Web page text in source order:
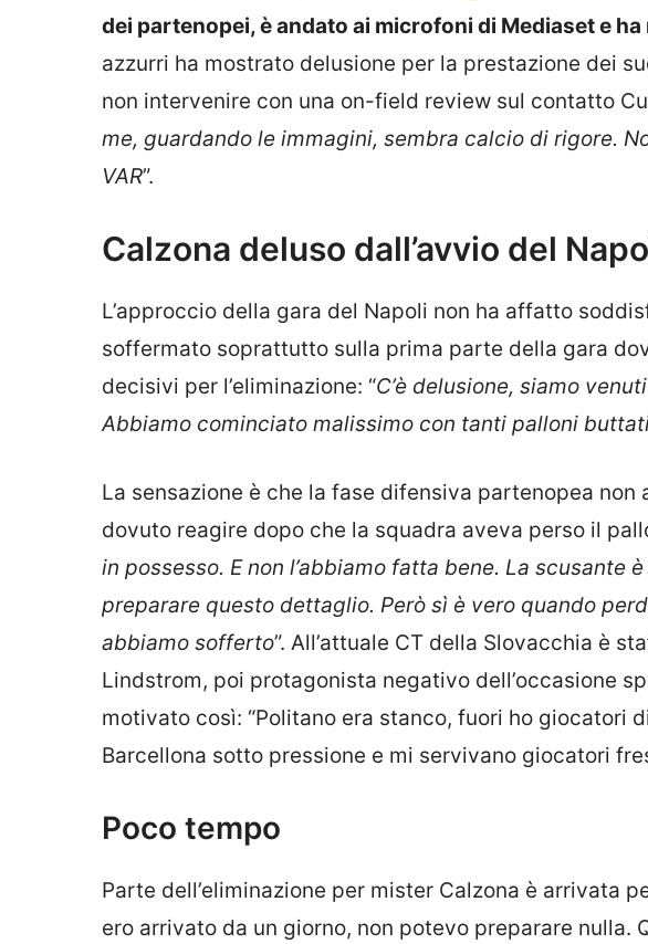
dei partenopei, è andato ai microfoni di Mediaset e
azzurri ha mostrato delusione per la prestazione dei
non intervenire con una on-field review sul contatto
me, guardando le immagini, sembra calcio di rigore.
VAR”.
Calzona deluso dall’avvio del
L’approccio della gara del Napoli non ha affatto
soffermato soprattutto sulla prima parte della gara
decisivi per l’eliminazione: “C’è delusione, siamo
Abbiamo cominciato malissimo con tanti palloni
La sensazione è che la fase difensiva partenopea
dovuto reagire dopo che la squadra aveva perso il
in possesso. E non l’abbiamo fatta bene. La scusante
preparare questo dettaglio. Però sì è vero quando
abbiamo sofferto”. All’attuale CT della Slovacchia è
Lindstrom, poi protagonista negativo dell’occasione
motivato così: “Politano era stanco, fuori ho giocatori
Barcellona sotto pressione e mi servivano giocatori
Poco tempo
Parte dell’eliminazione per mister Calzona è arrivata
ero arrivato da un giorno, non potevo preparare nulla.